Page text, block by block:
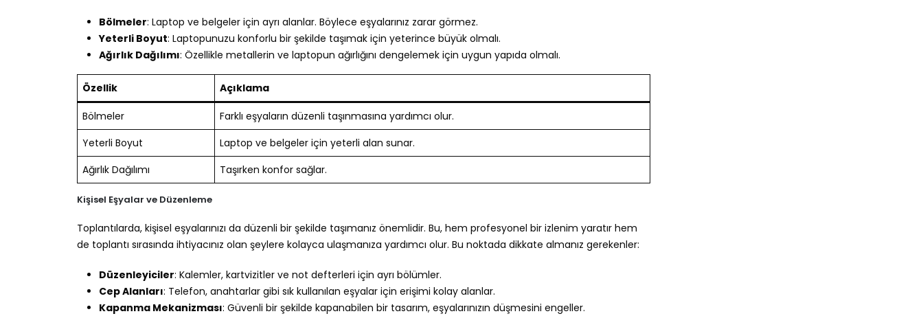
Bölmeler: Laptop ve belgeler için ayrı alanlar. Böylece eşyalarınız zarar görmez.
Yeterli Boyut: Laptopunuzu konforlu bir şekilde taşımak için yeterince büyük olmalı.
Ağırlık Dağılımı: Özellikle metallerin ve laptopun ağırlığını dengelemek için uygun yapıda olmalı.
Özellik Açıklama
Bölmeler
Farklı eşyaların düzenli taşınmasına yardımcı olur.
Yeterli Boyut
Laptop ve belgeler için yeterli alan sunar.
Ağırlık Dağılımı
Taşırken konfor sağlar.
Kişisel Eşyalar ve Düzenleme
Toplantılarda, kişisel eşyalarınızı da düzenli bir şekilde taşımanız önemlidir. Bu, hem profesyonel bir izlenim yaratır hem
de toplantı sırasında ihtiyacınız olan şeylere kolayca ulaşmanıza yardımcı olur. Bu noktada dikkate almanız gerekenler:
Düzenleyiciler: Kalemler, kartvizitler ve not defterleri için ayrı bölümler.
Cep Alanları: Telefon, anahtarlar gibi sık kullanılan eşyalar için erişimi kolay alanlar.
Kapanma Mekanizması: Güvenli bir şekilde kapanabilen bir tasarım, eşyalarınızın düşmesini engeller.